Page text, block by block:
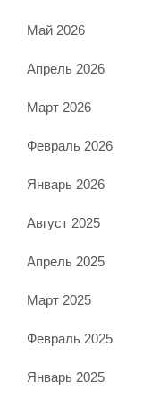
Май 2026
Апрель 2026
Март 2026
Февраль 2026
Январь 2026
Август 2025
Апрель 2025
Март 2025
Февраль 2025
Январь 2025